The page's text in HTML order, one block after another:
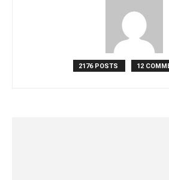
2176 POSTS 12